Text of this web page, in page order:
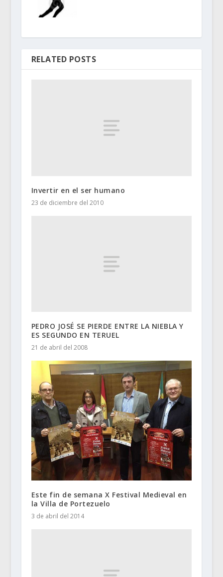
RELATED POSTS
Invertir en el ser humano
23 de diciembre del 2010
PEDRO JOSÉ SE PIERDE ENTRE LA NIEBLA Y
ES SEGUNDO EN TERUEL
21 de abril del 2008
Este fin de semana X Festival Medieval en
la Villa de Portezuelo
3 de abril del 2014